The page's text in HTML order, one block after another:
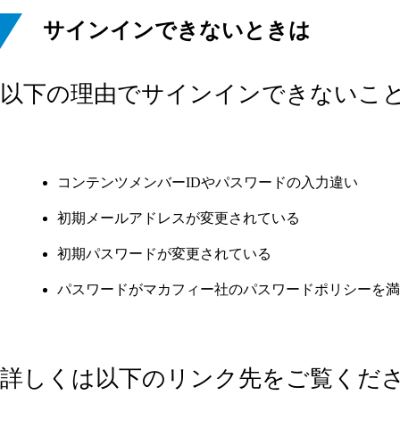
サインインできないときは
以下の理由でサインインできないこ
コンテンツメンバーIDやパスワードの入力違い
初期メールアドレスが変更されている
初期パスワードが変更されている
パスワードがマカフィー社のパスワードポリシーを
詳しくは以下のリンク先をご覧くだ